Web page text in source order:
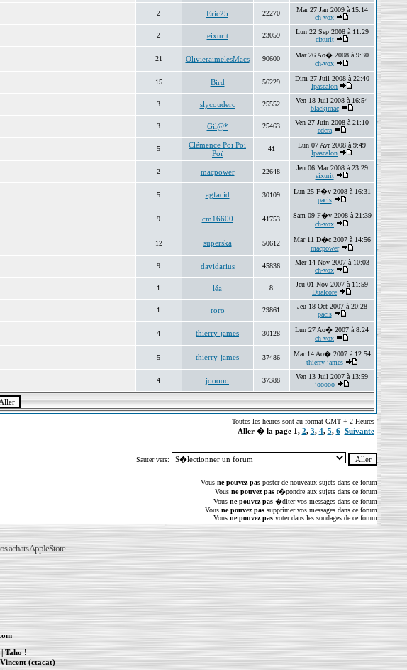
2 Eric25 22270
Mar 27 Jan 2009 à 15:14
ch-vox
2 eixurit 23059
Lun 22 Sep 2008 à 11:29
eixurit
21 OlivieraimelesMacs 90600
Mar 26 Ao� 2008 à 9:30
ch-vox
15 Bird 56229
Dim 27 Juil 2008 à 22:40
lpascalon
3 slycouderc 25552
Ven 18 Juil 2008 à 16:54
blackjmac
3 Gil@* 25463
Ven 27 Juin 2008 à 21:10
edcra
5
Clémence Poï Poï
Poï
41
Lun 07 Avr 2008 à 9:49
lpascalon
2 macpower 22648
Jeu 06 Mar 2008 à 23:29
eixurit
5 agfacid 30109
Lun 25 F�v 2008 à 16:31
pacis
9 cm16600 41753
Sam 09 F�v 2008 à 21:39
ch-vox
12 superska 50612
Mar 11 D�c 2007 à 14:56
macpower
9 davidarius 45836
Mer 14 Nov 2007 à 10:03
ch-vox
1 léa 8
Jeu 01 Nov 2007 à 11:59
Dualcore
1 roro 29861
Jeu 18 Oct 2007 à 20:28
pacis
4 thierry-james 30128
Lun 27 Ao� 2007 à 8:24
ch-vox
5 thierry-james 37486
Mar 14 Ao� 2007 à 12:54
thierry-james
4 jooooo 37388
Ven 13 Juil 2007 à 13:59
jooooo
Toutes les heures sont au format GMT + 2 Heures
Aller � la page 1, 2, 3, 4, 5, 6 Suivante
Sauter vers:
Vous ne pouvez pasposter de nouveaux sujets dans ce forum
Vous ne pouvez pasr�pondre aux sujets dans ce forum
Vous ne pouvez pas�diter vos messages dans ce forum
Vous ne pouvez passupprimer vos messages dans ce forum
Vous ne pouvez pasvoter dans les sondages de ce forum
achats AppleStore
Taho !
Vincent (ctacat)